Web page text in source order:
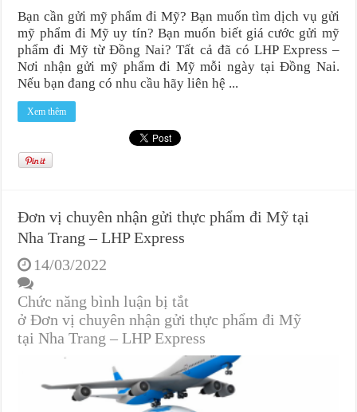
Bạn cần gửi mỹ phẩm đi Mỹ? Bạn muốn tìm dịch vụ gửi
mỹ phẩm đi Mỹ uy tín? Bạn muốn biết giá cước gửi mỹ
phẩm đi Mỹ từ Đồng Nai? Tất cả đã có LHP Express –
Nơi nhận gửi mỹ phẩm đi Mỹ mỗi ngày tại Đồng Nai.
Nếu bạn đang có nhu cầu hãy liên hệ ...
Xem thêm
Đơn vị chuyên nhận gửi thực phẩm đi Mỹ tại
Nha Trang – LHP Express
14/03/2022
Chức năng bình luận bị tắt
ở Đơn vị chuyên nhận gửi thực phẩm đi Mỹ
tại Nha Trang – LHP Express